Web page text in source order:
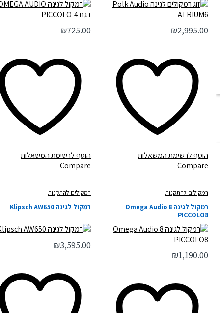
₪2,995.00
הוסף לרשימת המשאלות
Compare
₪725.00
הוסף לרשימת המשאלות
Compare
רמקולים להתקנות
רמקול לגינה 8 Omega Audio
PICCOLO8
₪1,190.00
רמקולים להתקנות
‏רמקול לגינה Klipsch AW650
₪3,595.00